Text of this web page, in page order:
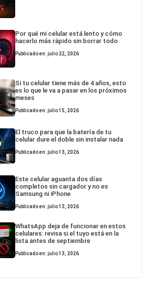
Por qué mi celular está lento y cómo
hacerlo más rápido sin borrar todo
Publicado en: julio 22, 2026
Si tu celular tiene más de 4 años, esto
es lo que le va a pasar en los próximos
meses
Publicado en: julio 15, 2026
El truco para que la batería de tu
celular dure el doble sin instalar nada
Publicado en: julio 13, 2026
Este celular aguanta dos días
completos sin cargador y no es
Samsung ni iPhone
Publicado en: julio 13, 2026
WhatsApp deja de funcionar en estos
celulares: revisa si el tuyo está en la
lista antes de septiembre
Publicado en: julio 13, 2026